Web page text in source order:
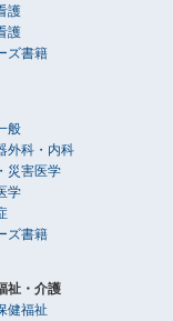
護
護
ズ書籍
般
外科・内科
災害医学
学
ズ書籍
祉・介護
健福祉